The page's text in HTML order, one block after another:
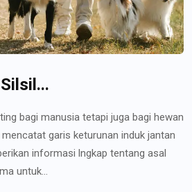
bagi manusia tetapi juga bagi hewan
garis keturunan induk jantan
informasi lngkap tentang asal
untuk...